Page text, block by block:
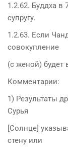
1.2.62. Буддха в
супругу.
1.2.63. Если
совокупление
(с женой)
Комментарии:
1) Результаты
Сурья
[Солнце]
стену или